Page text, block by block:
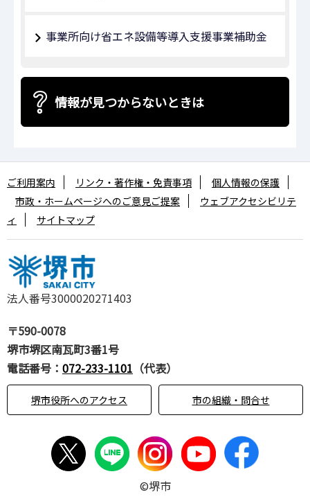
事業所向け省エネ設備等導入支援事業補助金
情報が見つからないときは
法人番号3000020271403
〒590-0078
堺市堺区南瓦町3番1号
電話番号： 072-233-1101 （代表）
堺市役所へのアクセス 市の組織・問合せ
ご利用案内 リンク・著作権・免責事項
個人情報の保護
市政・ホームページへのご意見ご提案
ウェブアクセシビリテ
ィ
サイトマップ
©堺市